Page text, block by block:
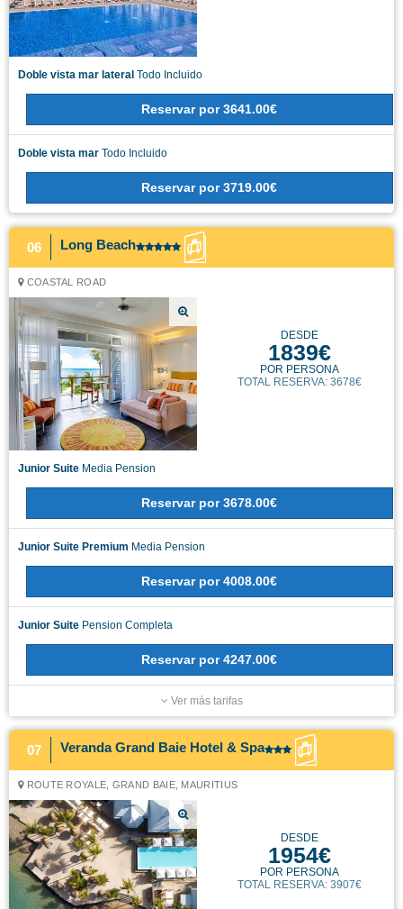
Doble vista mar lateral Todo Incluido
Reservar por 3641.00€
Doble vista mar Todo Incluido
Reservar por 3719.00€
06 Long Beach
COASTAL ROAD
DESDE
1839€
POR PERSONA
TOTAL RESERVA: 3678€
Junior Suite Media Pension
Reservar por 3678.00€
Junior Suite Premium Media Pension
Reservar por 4008.00€
Junior Suite Pension Completa
Reservar por 4247.00€
Ver más tarifas
07 Veranda Grand Baie Hotel & Spa
ROUTE ROYALE, GRAND BAIE, MAURITIUS
DESDE
1954€
POR PERSONA
TOTAL RESERVA: 3907€